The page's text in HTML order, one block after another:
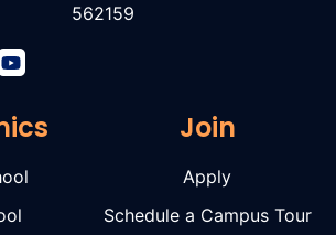
562159
Join
Apply
Schedule a Campus Tour